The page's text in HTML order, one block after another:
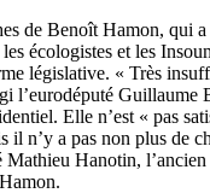
de Benoît Hamon, qui
écologistes et les
législative. « Très
l’eurodéputé Guillaume
Elle n’est « pas
n’y a pas non plus de
Hanotin,